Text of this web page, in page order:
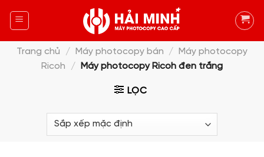
Trang chủ
/ Máy photocopy bán /
Máy photocopy
Ricoh
/ Máy photocopy Ricoh đen trắng
LỌC